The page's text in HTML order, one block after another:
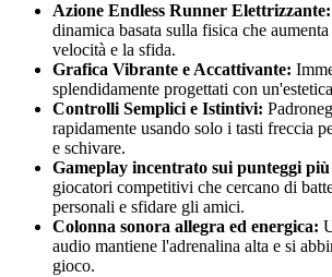
Azione Endless Runner Elettrizzante:
dinamica basata sulla fisica che
velocità e la sfida.
Grafica Vibrante e Accattivante:
splendidamente progettati con
Controlli Semplici e Istintivi:
rapidamente usando solo i tasti freccia
e schivare.
Gameplay incentrato sui punteggi
giocatori competitivi che cercano di
personali e sfidare gli amici.
Colonna sonora allegra ed energica:
audio mantiene l'adrenalina alta e si
gioco.